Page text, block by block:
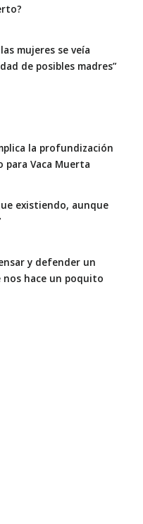
mujeres se veía
de posibles madres”
la profundización
para Vaca Muerta
existiendo, aunque
y defender un
hace un poquito